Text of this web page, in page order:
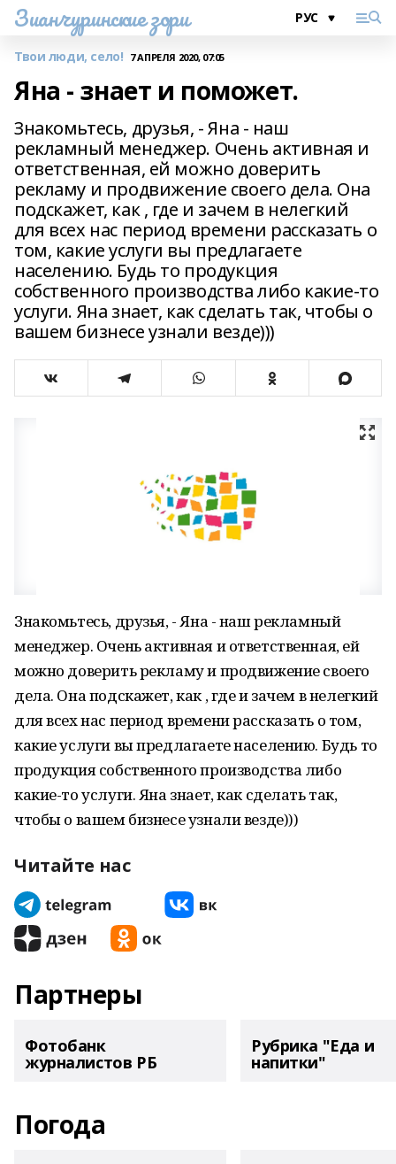
Зианчуринские зори
Твои люди, село! 7 АПРЕЛЯ 2020, 07:05
Яна - знает и поможет.
Знакомьтесь, друзья, - Яна - наш
рекламный менеджер. Очень активная и
ответственная, ей можно доверить
рекламу и продвижение своего дела. Она
подскажет, как , где и зачем в нелегкий
для всех нас период времени рассказать о
том, какие услуги вы предлагаете
населению. Будь то продукция
собственного производства либо какие-то
услуги. Яна знает, как сделать так, чтобы о
вашем бизнесе узнали везде)))
Знакомьтесь, друзья, - Яна - наш рекламный
менеджер. Очень активная и ответственная, ей
можно доверить рекламу и продвижение своего
дела. Она подскажет, как , где и зачем в нелегкий
для всех нас период времени рассказать о том,
какие услуги вы предлагаете населению. Будь то
продукция собственного производства либо
какие-то услуги. Яна знает, как сделать так,
чтобы о вашем бизнесе узнали везде)))
Читайте нас
Партнеры
Фотобанк
журналистов РБ
Рубрика "Еда и
напитки"
Погода